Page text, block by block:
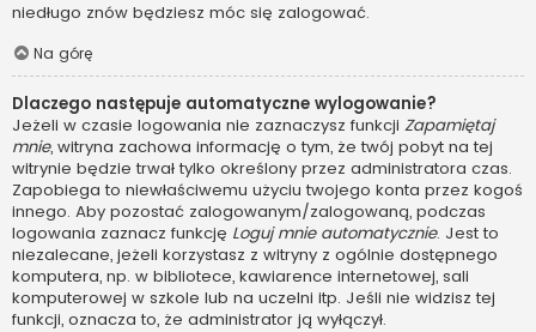
niedługo znów będziesz móc się zalogować.
Na górę
Dlaczego następuje automatyczne wylogowanie?
Jeżeli w czasie logowania nie zaznaczysz funkcji Zapamiętaj
mnie, witryna zachowa informację o tym, że twój pobyt na tej
witrynie będzie trwał tylko określony przez administratora czas.
Zapobiega to niewłaściwemu użyciu twojego konta przez kogoś
innego. Aby pozostać zalogowanym/zalogowaną, podczas
logowania zaznacz funkcję Loguj mnie automatycznie. Jest to
niezalecane, jeżeli korzystasz z witryny z ogólnie dostępnego
komputera, np. w bibliotece, kawiarence internetowej, sali
komputerowej w szkole lub na uczelni itp. Jeśli nie widzisz tej
funkcji, oznacza to, że administrator ją wyłączył.